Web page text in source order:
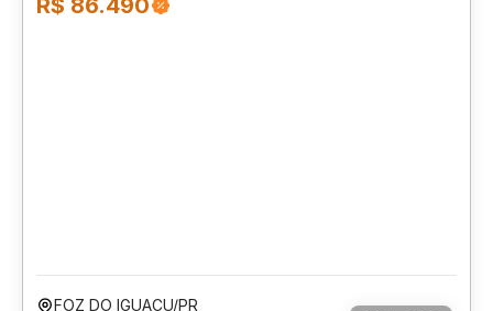
R$ 86.490
FOZ DO IGUAÇU/PR